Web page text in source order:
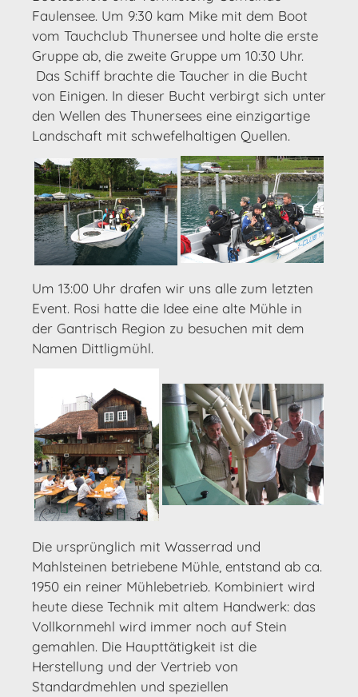
Faulensee. Um 9:30 kam Mike mit dem Boot
vom Tauchclub Thunersee und holte die erste
Gruppe ab, die zweite Gruppe um 10:30 Uhr.
Das Schiff brachte die Taucher in die Bucht
von Einigen. In dieser Bucht verbirgt sich unter
den Wellen des Thunersees eine einzigartige
Landschaft mit schwefelhaltigen Quellen.
Um 13:00 Uhr drafen wir uns alle zum letzten
Event. Rosi hatte die Idee eine alte Mühle in
der Gantrisch Region zu besuchen mit dem
Namen Dittligmühl.
Die ursprünglich mit Wasserrad und
Mahlsteinen betriebene Mühle, entstand ab ca.
1950 ein reiner Mühlebetrieb. Kombiniert wird
heute diese Technik mit altem Handwerk: das
Vollkornmehl wird immer noch auf Stein
gemahlen. Die Haupttätigkeit ist die
Herstellung und der Vertrieb von
Standardmehlen und speziellen